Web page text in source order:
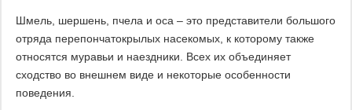
Шмель, шершень, пчела и оса – это представители большого
отряда перепончатокрылых насекомых, к которому также
относятся муравьи и наездники. Всех их объединяет
сходство во внешнем виде и некоторые особенности
поведения.